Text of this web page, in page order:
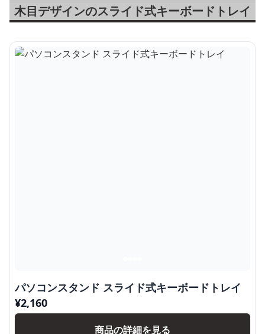
木目デザインのスライド式キーボードトレイ
パソコンスタンド スライド式キーボードトレイ
¥2,160
商品の詳細を見る